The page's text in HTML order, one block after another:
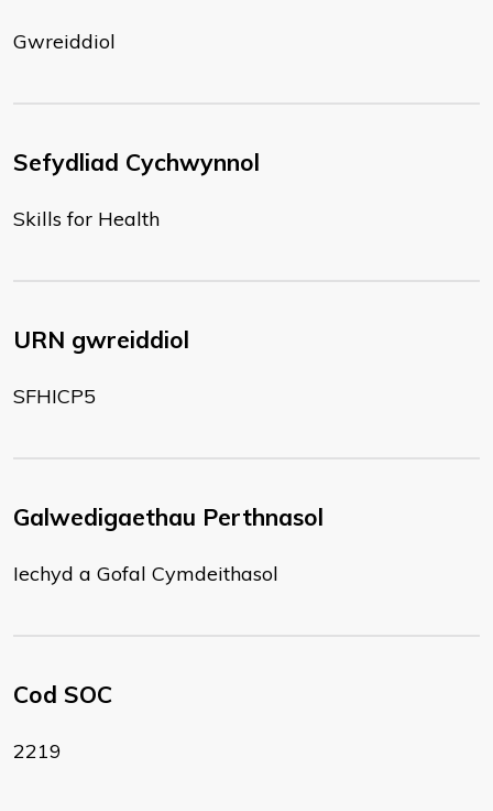
Gwreiddiol
Sefydliad Cychwynnol
Skills for Health
URN gwreiddiol
SFHICP5
Galwedigaethau Perthnasol
Iechyd a Gofal Cymdeithasol
Cod SOC
2219